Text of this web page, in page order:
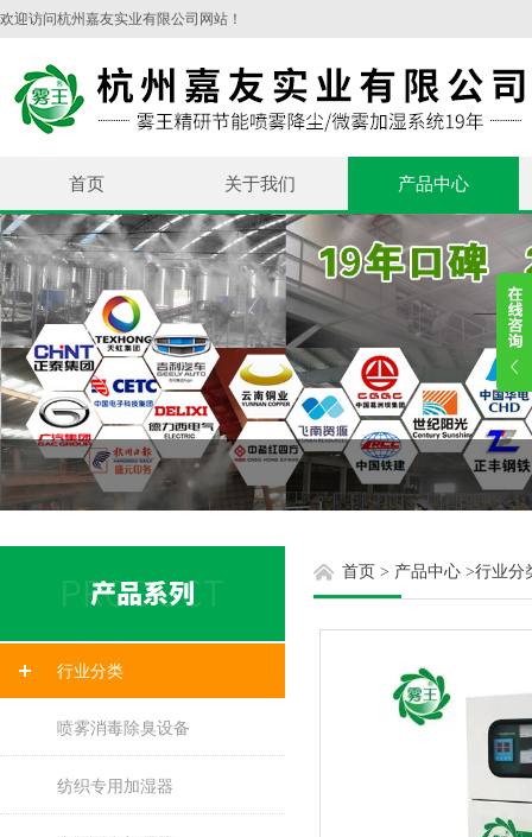
欢迎访问杭州嘉友实业有限公司网站！
首页 关于我们 产品中心
行业分类
喷雾消毒除臭设备
纺织专用加湿器
首页 > 产品中心 >行业分